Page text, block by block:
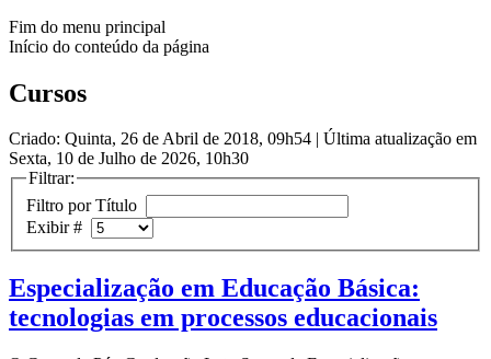
Fim do menu principal
Início do conteúdo da página
Cursos
Criado: Quinta, 26 de Abril de 2018, 09h54 | Última atualização em
Sexta, 10 de Julho de 2026, 10h30
Filtrar:
Filtro por Título
Exibir #
Especialização em Educação Básica:
tecnologias em processos educacionais